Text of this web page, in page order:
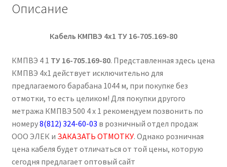
Описание
Кабель КМПВЭ 4х1 ТУ 16-705.169-80
КМПВЭ 4 1 ТУ 16-705.169-80. Представленная здесь цена
КМПВЭ 4х1 действует исключительно для
предлагаемого барабана 1044 м, при покупке без
отмотки, то есть целиком! Для покупки другого
метража КМПВЭ 500 4 х 1 рекомендуем позвонить по
номеру8(812) 324-60-03 в розничный отдел продаж
ООО ЭЛЕК и ЗАКАЗАТЬ ОТМОТКУ. Однако розничная
цена кабеля будет отличаться от той цены, которую
сегодня предлагает оптовый сайт